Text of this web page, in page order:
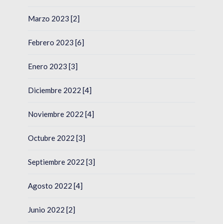
Marzo 2023 [2]
Febrero 2023 [6]
Enero 2023 [3]
Diciembre 2022 [4]
Noviembre 2022 [4]
Octubre 2022 [3]
Septiembre 2022 [3]
Agosto 2022 [4]
Junio 2022 [2]